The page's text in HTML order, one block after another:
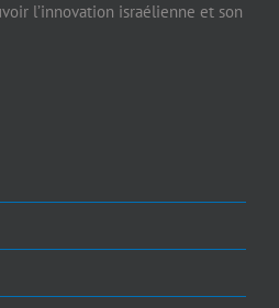
l’innovation israélienne et son